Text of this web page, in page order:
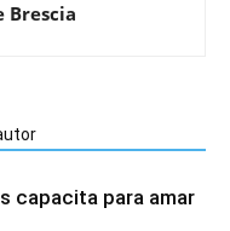
Brescia
capacita para amar